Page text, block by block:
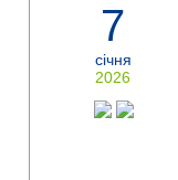
7
січня
2026